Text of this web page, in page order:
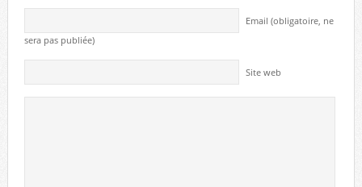
Email (obligatoire, ne
sera pas publiée)
Site web